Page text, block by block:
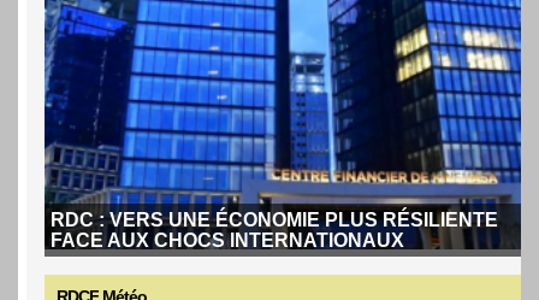
RDC : VERS UNE ÉCONOMIE PLUS RÉSILIENTE
FACE AUX CHOCS INTERNATIONAUX
RDCF Météo